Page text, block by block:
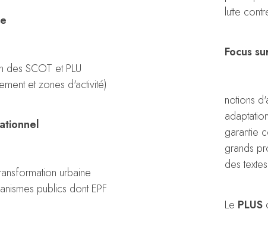
des SCOT et PLU
et zones d'activité)
urbaine
publics dont EPF
lutte
Focus
notions
garantie
grands
des
Le PLUS